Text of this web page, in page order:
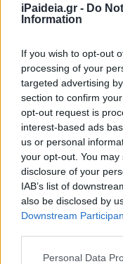
iPaideia.gr - Do
Information
If you wish to opt-out
processing of your
targeted advertising
section to confirm
opt-out request is
interest-based ads
us or personal
your opt-out. You
disclosure of your
IAB’s list of
also be disclosed by
Downstream
Please note that this
Personal Data
συμμετοχής των
δημόσια διοίκηση
Για την ανακοίνωση
ΕΚΔΔΑ πατήστεεδώ.